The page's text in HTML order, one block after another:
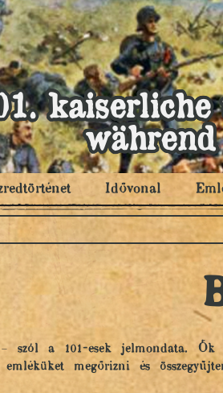
Idővonal
szól a 101-esek jelmondata.
emléküket megőrizni és